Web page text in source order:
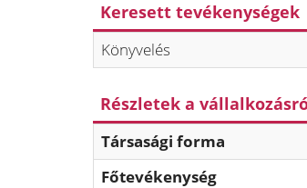
Keresett tevékenységek
Könyvelés
Részletek a
Társasági forma
Főtevékenység